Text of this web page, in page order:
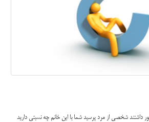
شخصی از مرد پرسید شما با این خانم چه نسبتی دارید